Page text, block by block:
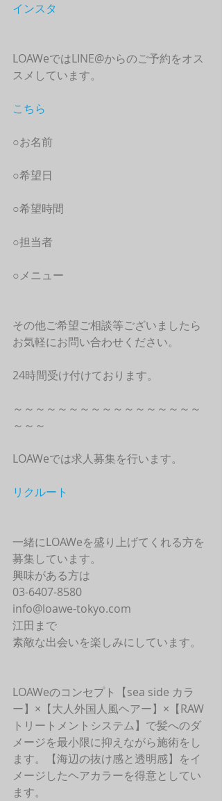
インスタ
LOAWeではLINE@からのご予約をオス
スメしています。
こちら
○お名前
○希望日
○希望時間
○担当者
○メニュー
その他ご希望ご相談等ございましたら
お気軽にお問い合わせください。
24時間受け付けております。
～～～～～～～～～～～～～～～～～
～～～
LOAWeでは求人募集を行います。
リクルート
一緒にLOAWeを盛り上げてくれる方を
募集しています。
興味がある方は
03-6407-8580
info@loawe-tokyo.com
江田まで
素敵な出会いを楽しみにしています。
LOAWeのコンセプト【sea side カラ
ー】×【大人外国人風ヘアー】×【RAW
トリートメントシステム】で髪へのダ
メージを最小限に抑えながら施術をし
ます。【海辺の抜け感と透明感】をイ
メージしたヘアカラーを得意としてい
ます。